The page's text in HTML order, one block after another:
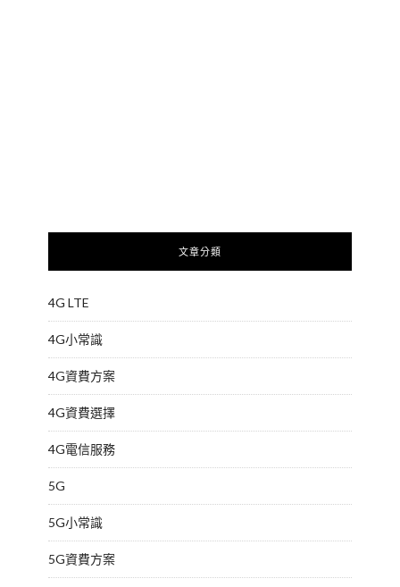
文章分類
4G LTE
4G小常識
4G資費方案
4G資費選擇
4G電信服務
5G
5G小常識
5G資費方案